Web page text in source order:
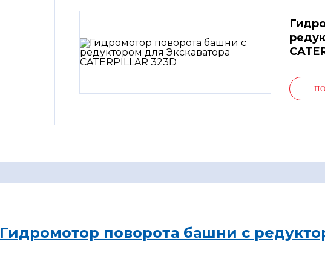
Гидромотор поворота башни с